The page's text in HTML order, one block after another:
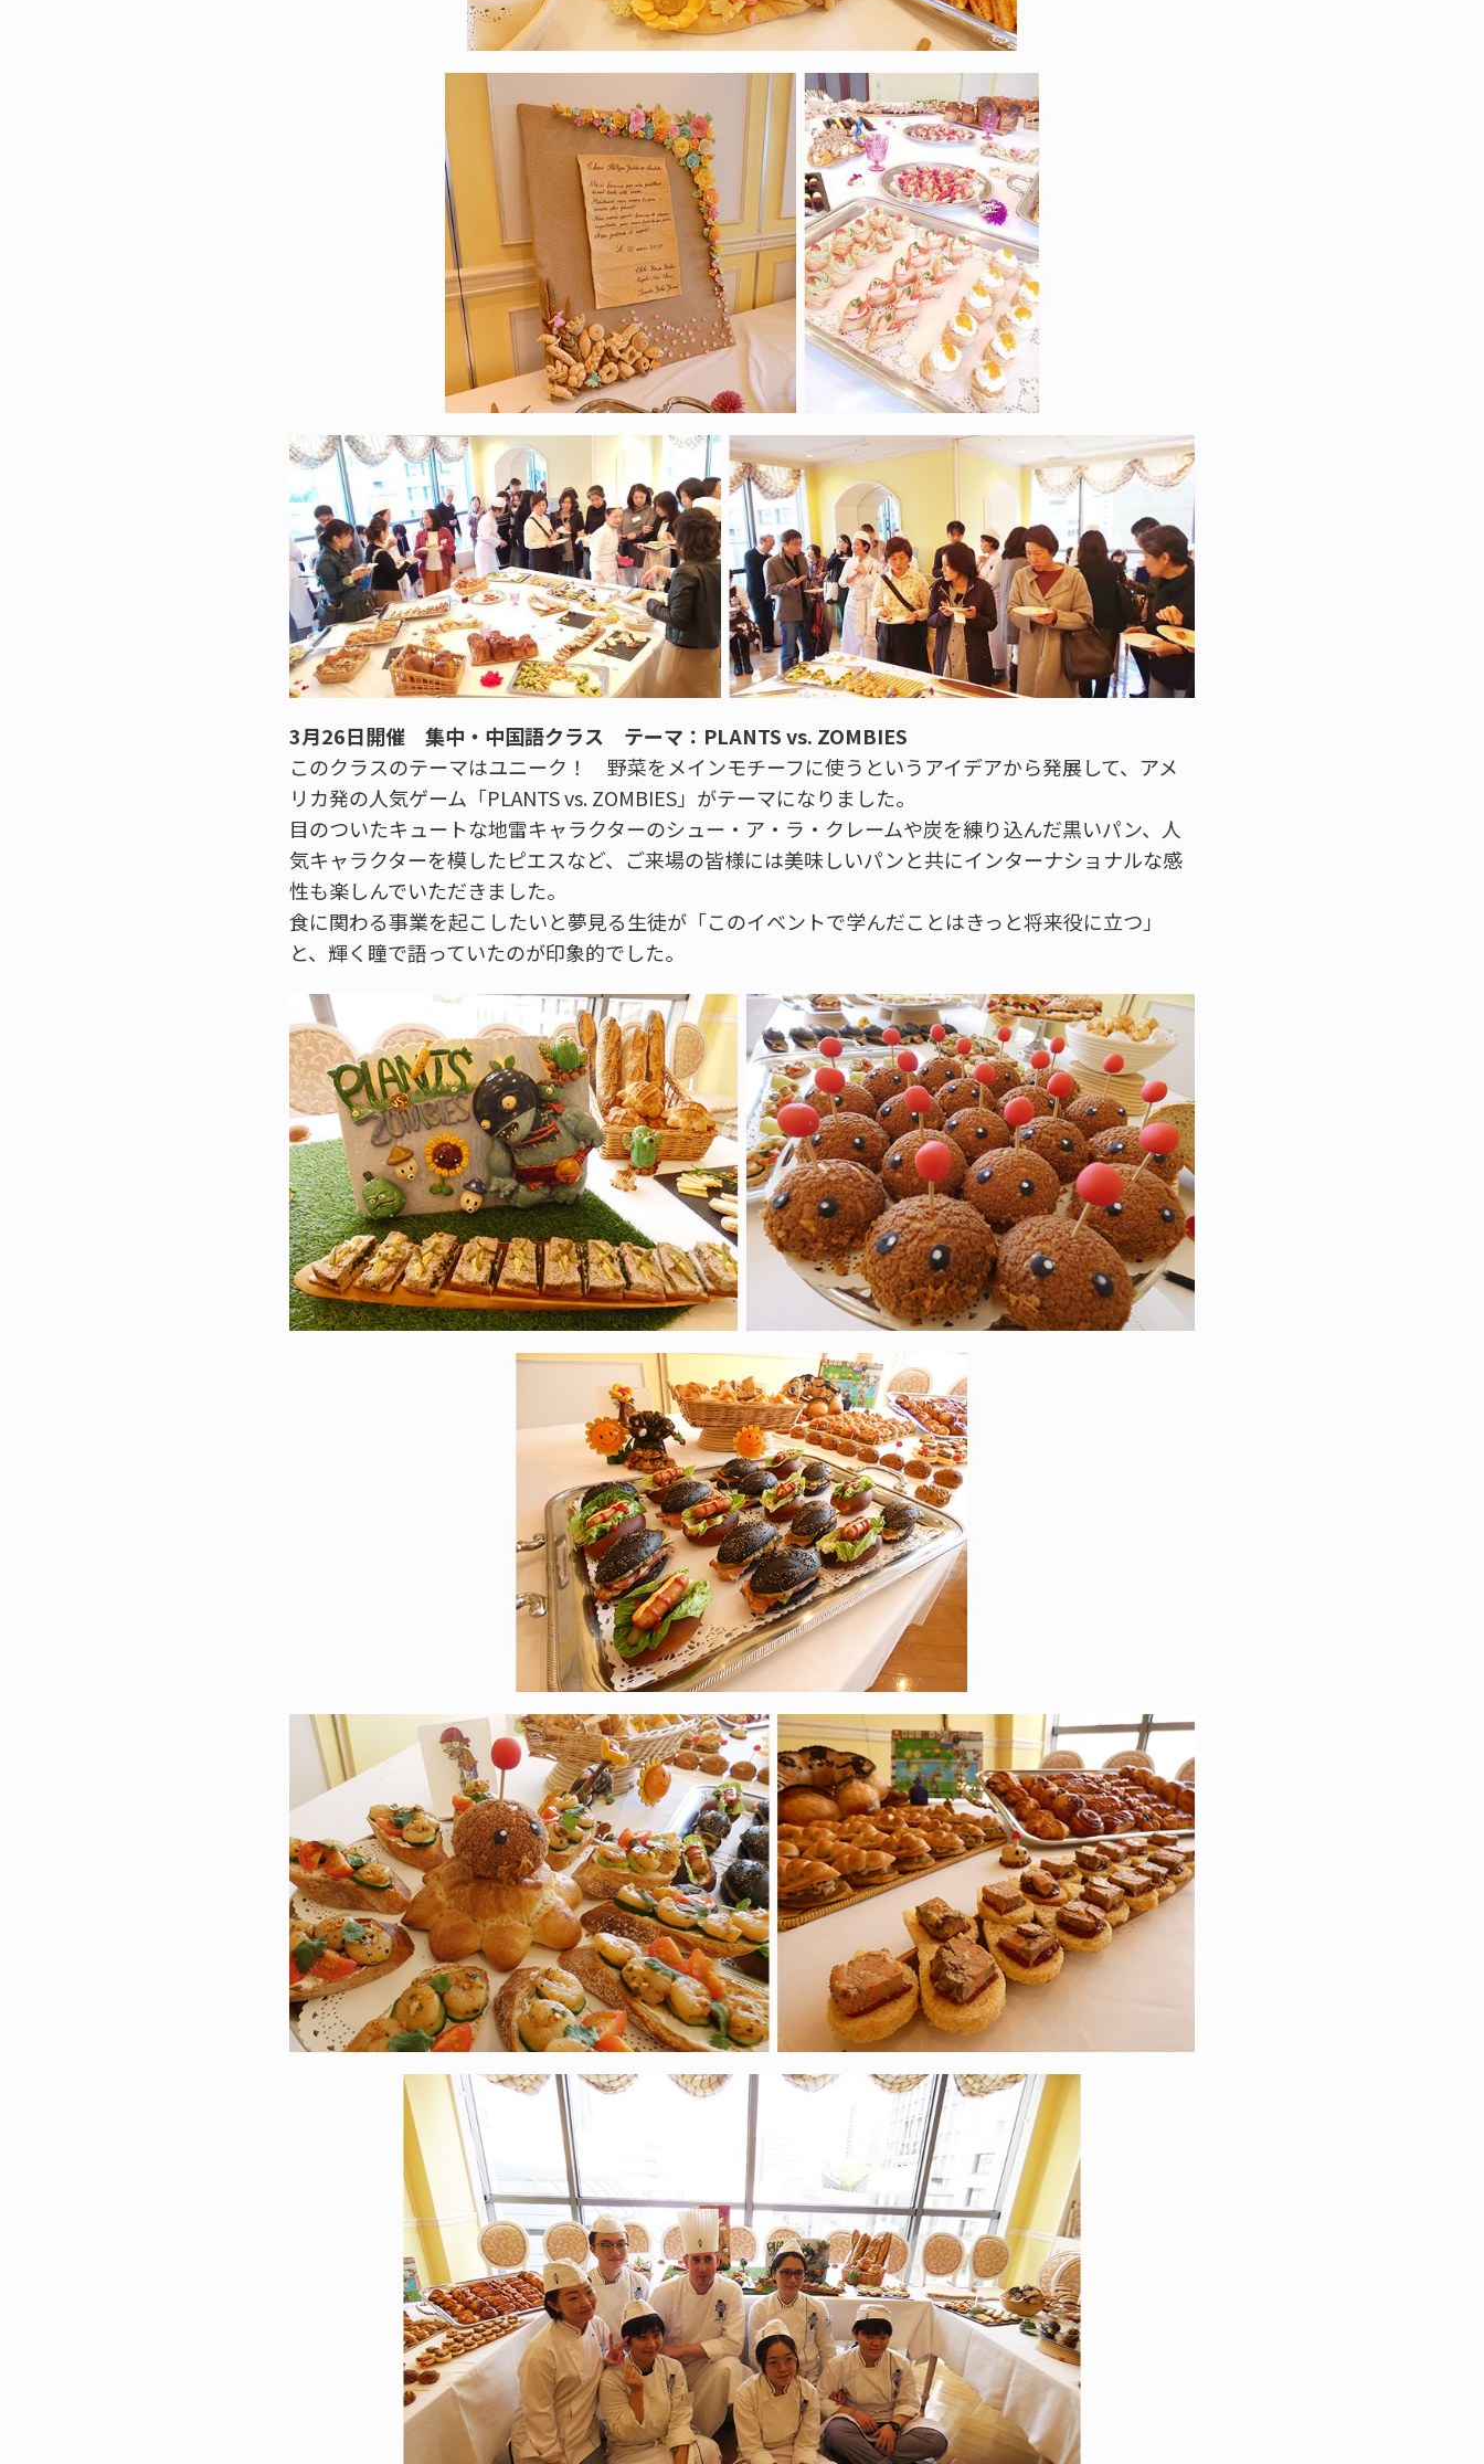
3月26日開催 集中・中国語クラス テーマ：PLANTS vs. ZOMBIES
このクラスのテーマはユニーク！ 野菜をメインモチーフに使うというアイデアから発展して、アメ
リカ発の人気ゲーム「PLANTS vs. ZOMBIES」がテーマになりました。
目のついたキュートな地雷キャラクターのシュー・ア・ラ・クレームや炭を練り込んだ黒いパン、人
気キャラクターを模したピエスなど、ご来場の皆様には美味しいパンと共にインターナショナルな感
性も楽しんでいただきました。
食に関わる事業を起こしたいと夢見る生徒が「このイベントで学んだことはきっと将来役に立つ」
と、輝く瞳で語っていたのが印象的でした。